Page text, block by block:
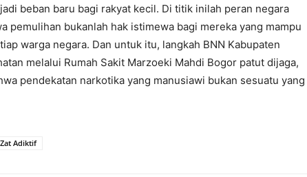
beban baru bagi rakyat kecil. Di titik inilah peran negara
pemulihan bukanlah hak istimewa bagi mereka yang mampu
warga negara. Dan untuk itu, langkah BNN Kabupaten
melalui Rumah Sakit Marzoeki Mahdi Bogor patut dijaga,
pendekatan narkotika yang manusiawi bukan sesuatu yang
Adiktif